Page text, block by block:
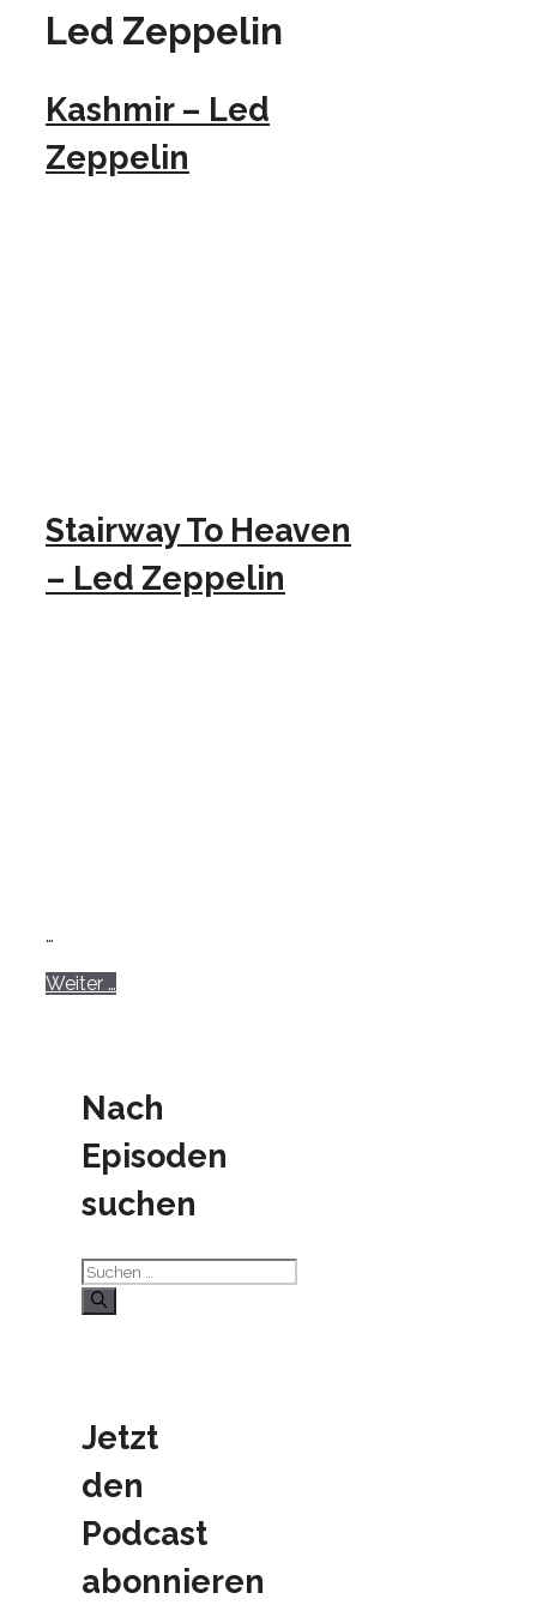
Led Zeppelin
Kashmir – Led
Zeppelin
Stairway To Heaven
– Led Zeppelin
…
Weiter …
Nach
Episoden
suchen
Suchen
nach:
Jetzt
den
Podcast
abonnieren